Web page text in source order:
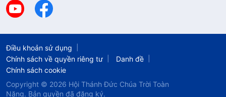
Điều khoản sử dụng
Chính sách về quyền riêng tư
Danh đề
Chính sách cookie
Copyright © 2026 Hội Thánh Đức Chúa Trời Toàn
Năng. Bản quyền đã đăng ký.